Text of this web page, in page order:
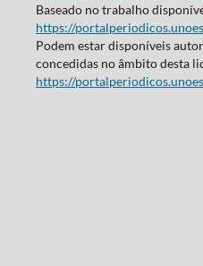
Baseado no trabalho
https://
Podem estar disponíveis
concedidas no âmbito desta
https://